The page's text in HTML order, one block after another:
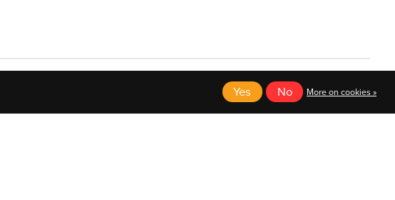
Yes No More on cookies »